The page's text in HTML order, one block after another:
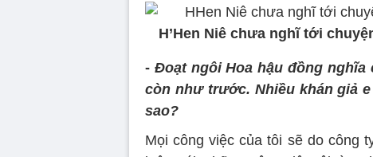
H’Hen Niê chưa nghĩ tới
- Đoạt ngôi Hoa hậu đồng
còn như trước. Nhiều khán giả
sao?
Mọi công việc của tôi sẽ do công